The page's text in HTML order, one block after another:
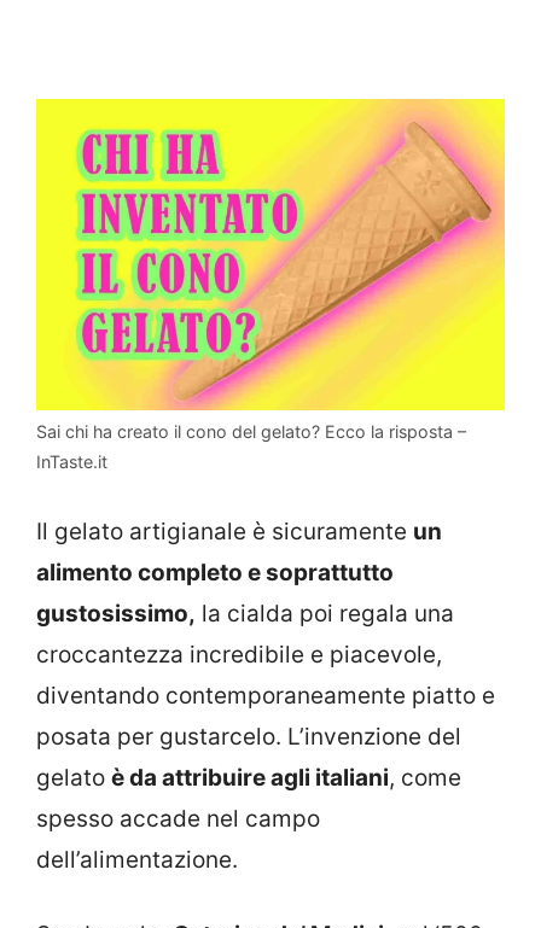
Sai chi ha creato il cono del gelato? Ecco la risposta –
InTaste.it
Il gelato artigianale è sicuramente un
alimento completo e soprattutto
gustosissimo, la cialda poi regala una
croccantezza incredibile e piacevole,
diventando contemporaneamente piatto e
posata per gustarcelo. L’invenzione del
gelato è da attribuire agli italiani, come
spesso accade nel campo
dell’alimentazione.